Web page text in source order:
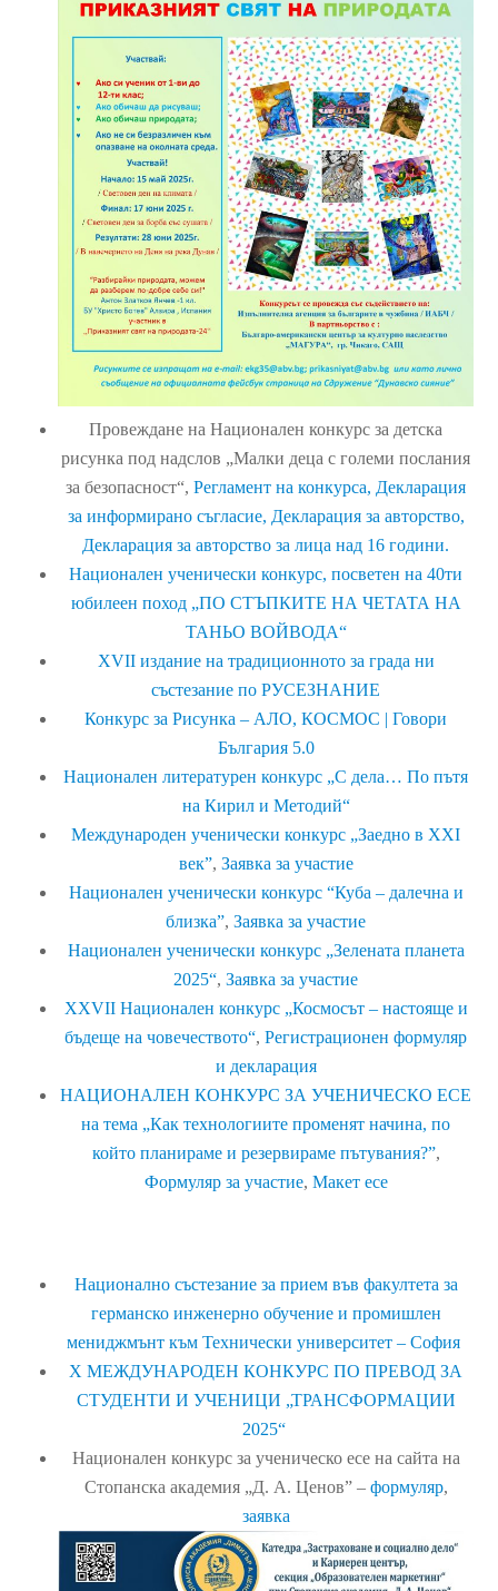
Провеждане на Национален конкурс за детска
рисунка под надслов „Малки деца с големи послания
за безопасност“, Регламент на конкурса, Декларация
за информирано съгласие, Декларация за авторство,
Декларация за авторство за лица над 16 години.
Национален ученически конкурс, посветен на 40ти
юбилеен поход „ПО СТЪПКИТЕ НА ЧЕТАТА НА
ТАНЬО ВОЙВОДА“
XVII издание на традиционното за града ни
състезание по РУСЕЗНАНИЕ
Конкурс за Рисунка – АЛО, КОСМОС | Говори
България 5.0
Национален литературен конкурс „С дела… По пътя
на Кирил и Методий“
Международен ученически конкурс „Заедно в ХХІ
век”, Заявка за участие
Национален ученически конкурс “Куба – далечна и
близка”, Заявка за участие
Национален ученически конкурс „Зелената планета
2025“, Заявка за участие
ХXVII Национален конкурс „Космосът – настояще и
бъдеще на човечеството“, Регистрационен формуляр
и декларация
НАЦИОНАЛЕН КОНКУРС ЗА УЧЕНИЧЕСКО ЕСЕ
на тема „Как технологиите променят начина, по
който планираме и резервираме пътувания?”,
Формуляр за участие, Макет есе
Национално състезание за прием във факултета за
германско инженерно обучение и промишлен
мениджмънт към Технически университет – София
X МЕЖДУНАРОДЕН КОНКУРС ПО ПРЕВОД ЗА
СТУДЕНТИ И УЧЕНИЦИ „ТРАНСФОРМАЦИИ
2025“
Национален конкурс за ученическо есе на сайта на
Стопанска академия „Д. А. Ценов” – формуляр,
заявка